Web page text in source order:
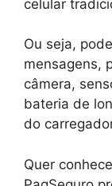
celular
Ou seja,
mensagens,
câmera,
bateria de
do
Quer